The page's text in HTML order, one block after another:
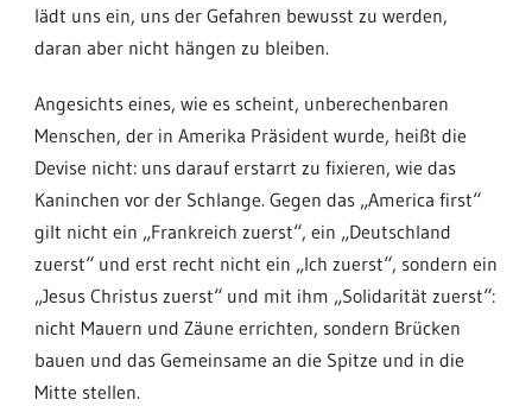
lädt uns ein, uns der Gefahren bewusst zu werden,
daran aber nicht hängen zu bleiben.
Angesichts eines, wie es scheint, unberechenbaren
Menschen, der in Amerika Präsident wurde, heißt die
Devise nicht: uns darauf erstarrt zu fixieren, wie das
Kaninchen vor der Schlange. Gegen das „America first“
gilt nicht ein „Frankreich zuerst“, ein „Deutschland
zuerst“ und erst recht nicht ein „Ich zuerst“, sondern ein
„Jesus Christus zuerst“ und mit ihm „Solidarität zuerst“:
nicht Mauern und Zäune errichten, sondern Brücken
bauen und das Gemeinsame an die Spitze und in die
Mitte stellen.